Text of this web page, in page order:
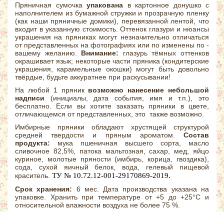
Пряничная сумочка упакована в картонное донушко с
наполнителем из бумажной стружки и прозрачную пленку
(как наши пряничные домики), перевязанной лентой, что
входит в указанную стоимость. Оттенок глазури и нюансы
украшения на пряниках могут незначительно отличаться
от представленных на фотографиях или по изменены по -
вашему желанию. Внимание: глазурь тёмных оттенков
окрашивает язык; некоторые части пряника (кондитерские
украшения, карамельные окошки) могут быть довольно
твёрдые, будьте аккуратнее при раскусывании!
На любой 1 пряник возможно нанесение небольшой
надписи (инициалы, дата события, имя и т.п.), это
бесплатно. Если вы хотите заказать пряники в цвете,
отличающемся от представленных, это также возможно.
Имбирные пряники обладают хрустящей структурой
средней твердости и пряным ароматом.
Состав
продукта: мука пшеничная высшего сорта, масло
сливочное 82,5%, патока мальтозная, сахар, мед, яйцо
куриное, молотые пряности (имбирь, корица, гвоздика),
сода, сухой яичный белок, вода, гелевый пищевой
краситель. ТУ № 10.72.12-001-29170869-2019.
Срок хранения: 6 мес. Дата производства указана на
упаковке. Хранить при температуре от +5 до +25°С и
относительной влажности воздуха не более 75 %.